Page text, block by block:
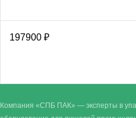
197900 ₽
Компания «СПБ ПАК» — эксперты в